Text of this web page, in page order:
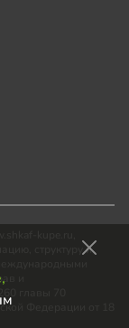
структуру и
и
главы 70
Федерации от 18